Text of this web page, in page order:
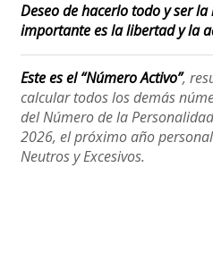
Deseo de hacerlo todo y ser
importante es la libertad y la
Este es el “Número Activo”,
calcular todos los demás
del Número de la
2026, el próximo año
Neutros y Excesivos.